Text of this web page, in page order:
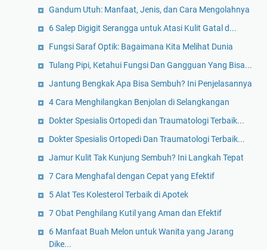
Gandum Utuh: Manfaat, Jenis, dan Cara Mengolahnya
6 Salep Digigit Serangga untuk Atasi Kulit Gatal d...
Fungsi Saraf Optik: Bagaimana Kita Melihat Dunia
Tulang Pipi, Ketahui Fungsi Dan Gangguan Yang Bisa...
Jantung Bengkak Apa Bisa Sembuh? Ini Penjelasannya
4 Cara Menghilangkan Benjolan di Selangkangan
Dokter Spesialis Ortopedi dan Traumatologi Terbaik...
Dokter Spesialis Ortopedi Dan Traumatologi Terbaik...
Jamur Kulit Tak Kunjung Sembuh? Ini Langkah Tepat
7 Cara Menghafal dengan Cepat yang Efektif
5 Alat Tes Kolesterol Terbaik di Apotek
7 Obat Penghilang Kutil yang Aman dan Efektif
6 Manfaat Buah Melon untuk Wanita yang Jarang
Dike...